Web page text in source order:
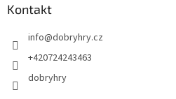
Kontakt
info@dobryhry.cz
+420724243463
dobryhry